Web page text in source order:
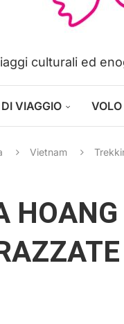
culturali ed
VIAGGIO
Vietnam